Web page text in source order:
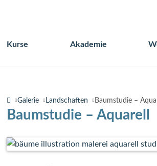
Navigation
Kurse Akademie
Galerie Landschaften Baumstudie –
Baumstudie – Aquarell